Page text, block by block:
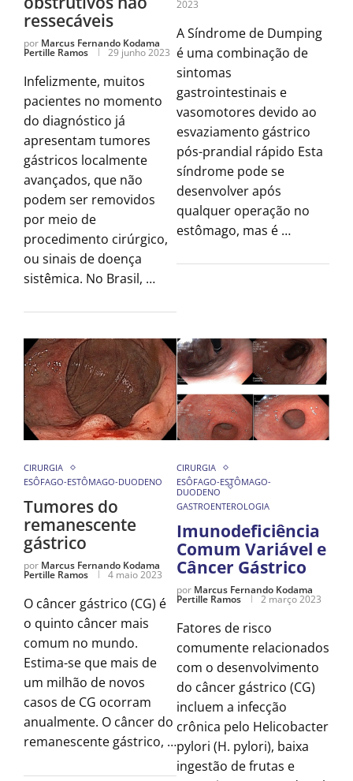
ressecáveis
por Marcus Fernando Kodama
Pertille Ramos 29 junho 2023
Infelizmente, muitos
pacientes no momento
do diagnóstico já
apresentam tumores
gástricos localmente
avançados, que não
podem ser removidos
por meio de
procedimento cirúrgico,
ou sinais de doença
sistêmica. No Brasil, …
2023
A Síndrome de Dumping
é uma combinação de
sintomas
gastrointestinais e
vasomotores devido ao
esvaziamento gástrico
pós-prandial rápido Esta
síndrome pode se
desenvolver após
qualquer operação no
estômago, mas é …
CIRURGIA
ESÔFAGO-ESTÔMAGO-DUODENO
Tumores do
remanescente
gástrico
por Marcus Fernando Kodama
Pertille Ramos 4 maio 2023
O câncer gástrico (CG) é
o quinto câncer mais
comum no mundo.
Estima-se que mais de
um milhão de novos
casos de CG ocorram
anualmente. O câncer do
remanescente gástrico, …
CIRURGIA
ESÔFAGO-ESTÔMAGO-
DUODENO
GASTROENTEROLOGIA
Imunodeficiência
Comum Variável e
Câncer Gástrico
por Marcus Fernando Kodama
Pertille Ramos 2 março 2023
Fatores de risco
comumente relacionados
com o desenvolvimento
do câncer gástrico (CG)
incluem a infecção
crônica pelo Helicobacter
pylori (H. pylori), baixa
ingestão de frutas e